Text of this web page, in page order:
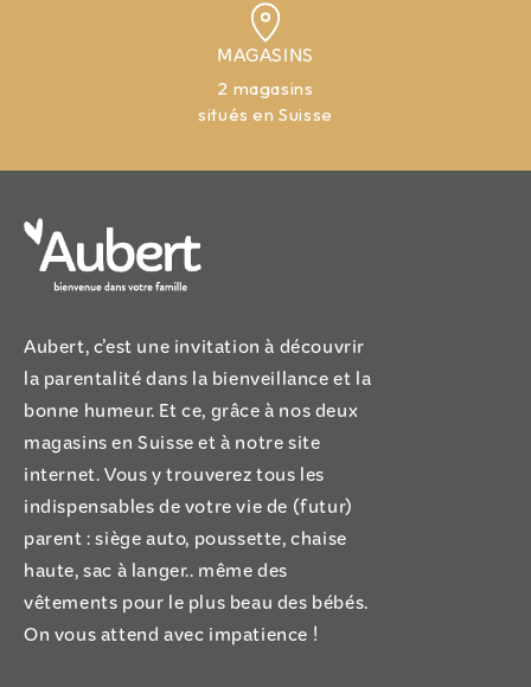
MAGASINS
2 magasins
situés en Suisse
Aubert, c’est une invitation à découvrir
la parentalité dans la bienveillance et la
bonne humeur. Et ce, grâce à nos deux
magasins en Suisse et à notre site
internet. Vous y trouverez tous les
indispensables de votre vie de (futur)
parent : siège auto, poussette, chaise
haute, sac à langer.. même des
vêtements pour le plus beau des bébés.
On vous attend avec impatience !